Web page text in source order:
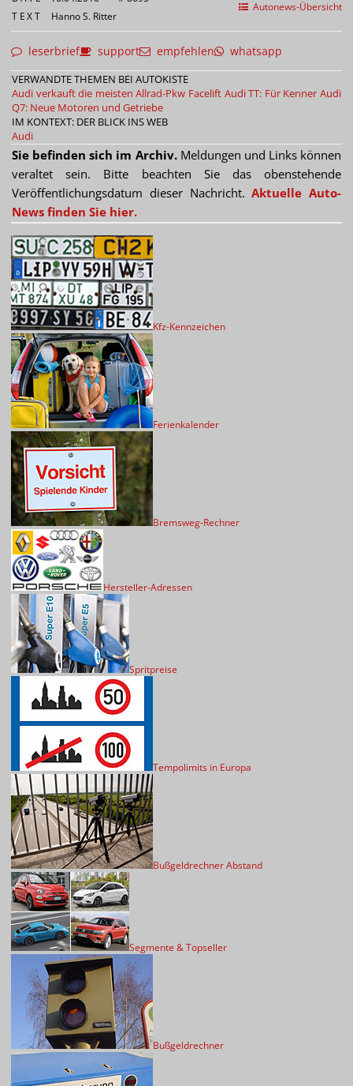
Autonews-Übersicht
TEXT Hanno S. Ritter
leserbrief support empfehlen whatsapp
VERWANDTE THEMEN BEI AUTOKISTE
Audi verkauft die meisten Allrad-Pkw Facelift Audi TT: Für Kenner Audi
Q7: Neue Motoren und Getriebe
IM KONTEXT: DER BLICK INS WEB
Audi
Sie befinden sich im Archiv.Meldungen und Links können
veraltet sein. Bitte beachten Sie das obenstehende
Veröffentlichungsdatum dieser Nachricht.Aktuelle Auto-
News finden Sie hier.
Kfz-Kennzeichen
Ferienkalender
Bremsweg-Rechner
Hersteller-Adressen
Spritpreise
Tempolimits in Europa
Bußgeldrechner Abstand
Segmente & Topseller
Bußgeldrechner